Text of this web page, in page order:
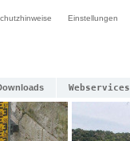
Einstellungen
Webservices